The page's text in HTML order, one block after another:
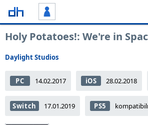
Holy Potatoes!: We're in
Daylight Studios
PC 14.02.2017 iOS 28.02.2018
Switch 17.01.2019 PS5